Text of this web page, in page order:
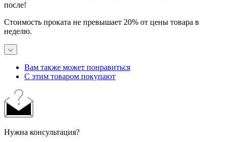
после!
Стоимость проката не превышает 20% от цены товара в
неделю.
Вам также может понравиться
С этим товаром покупают
Нужна консультация?